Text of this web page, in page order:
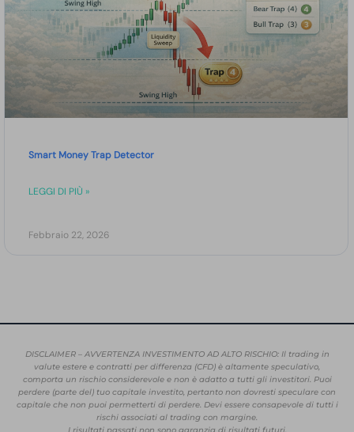
Smart Money Trap Detector
LEGGI DI PIÙ »
Febbraio 22, 2026
DISCLAIMER – AVVERTENZA INVESTIMENTO AD ALTO RISCHIO: Il trading in
valute estere e contratti per differenza (CFD) è altamente speculativo,
comporta un rischio considerevole e non è adatto a tutti gli investitori. Puoi
perdere (parte del) tuo capitale investito, pertanto non dovresti speculare con
capitale che non puoi permetterti di perdere. Devi essere consapevole di tutti i
rischi associati al trading con margine.